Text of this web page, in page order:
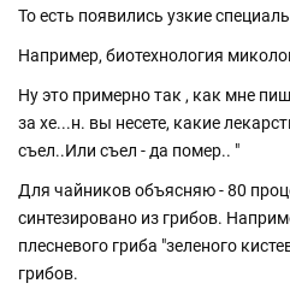
То есть появились узкие
Например, биотехнология
Ну это примерно так , как мне
за хе...н. вы несете, какие
съел..Или съел - да помер.. "
Для чайников объясняю - 80
синтезировано из грибов.
плесневого гриба "зеленого
грибов.